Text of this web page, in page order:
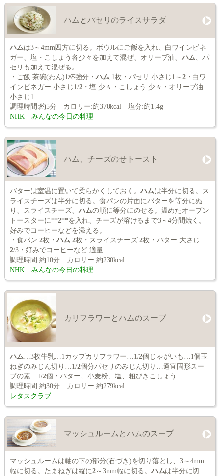
ハムとパセリのライスサラダ
ハムは3～4mm四方に切る。ボウルにご飯を入れ、白ワインビネ
ガー、塩・こしょう各少々を加えて混ぜ、オリーブ油、 ハム 、パ
セリも加えて混ぜる。
・ご飯 茶碗(わん)1杯強分・ ハム 1枚・パセリ 小さじ1～ 2・白ワ
インビネガー 小さじ1/2・塩 少々・こしょう 少々・オリーブ油
小さじ1
調理時間:約5分 カロリー:約370kcal 塩分:約1.4g
NHK みんなの今日の料理
ハム、チーズのせトースト
バターは室温に置いて柔らかくしておく。 ハムは半分に切る。ス
ライスチーズは半分に切る。食パンの片面にバターを等分にぬ
り、スライスチーズ、 ハムの順に等分にのせる。温めたオーブン
トースターに**2**を入れ、チーズが溶けるまで3～4分間焼く。
好みでコーヒーなどを添える。
・食パン 2枚・ ハム 2枚・スライスチーズ 2枚・バター 大さじ
2/3・好みでコーヒーなど 適量
調理時間:約10分 カロリー:約230kcal
NHK みんなの今日の料理
カリフラワーとハムのスープ
ハム …3枚牛乳…1カップカリフラワー…1/2個じゃがいも…1個玉
ねぎのみじん切り…1/2個分パセリのみじん切り…適宜固形スー
プの素…1/2個・バター、小麦粉、塩、粗びきこしょう
調理時間:約30分 カロリー:約279kcal
レタスクラブ
マッシュルームとハムのスープ
マッシュルームは軸の下の部分(石づき)を切り落とし、3～4mm
幅に切る。たまねぎは縦に2～3mm幅に切る。 ハムは半分に切